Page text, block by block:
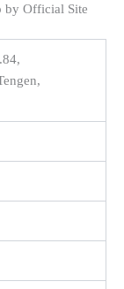
by Official Site